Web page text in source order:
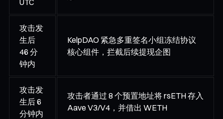
攻击发
生后
46 分
钟内
KelpDAO 紧急多重签名小组冻结协议
核心组件，拦截后续提现企图
攻击发
生后 6
分钟内
攻击者通过 8 个预置地址将 rsETH 存入
Aave V3/V4，并借出 WETH